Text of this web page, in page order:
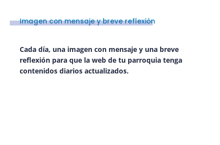
Imagen con mensaje y breve reflexión
Cada día, una imagen con mensaje y una breve
reflexión para que la web de tu parroquia tenga
contenidos diarios actualizados.